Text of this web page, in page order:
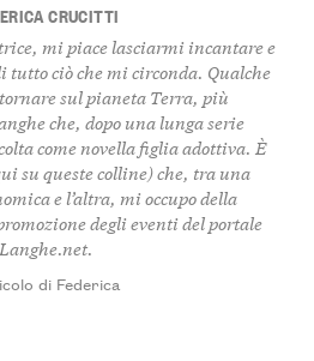
CRUCITTI
mi piace lasciarmi incantare e
ciò che mi circonda. Qualche
sul pianeta Terra, più
che, dopo una lunga serie
come novella figlia adottiva. È
su queste colline) che, tra una
e l’altra, mi occupo della
degli eventi del portale
Langhe.net.
di Federica